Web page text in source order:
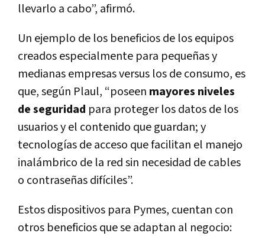
llevarlo a cabo”, afirmó.
Un ejemplo de los beneficios de los equipos
creados especialmente para pequeñas y
medianas empresas versus los de consumo, es
que, según Plaul, “poseen mayores niveles
de seguridad para proteger los datos de los
usuarios y el contenido que guardan; y
tecnologías de acceso que facilitan el manejo
inalámbrico de la red sin necesidad de cables
o contraseñas difíciles”.
Estos dispositivos para Pymes, cuentan con
otros beneficios que se adaptan al negocio: